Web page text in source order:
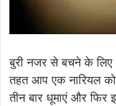
बुरी नजर से बचने के
तहत आप एक नारियल
तीन बार धूमाएं और फिर